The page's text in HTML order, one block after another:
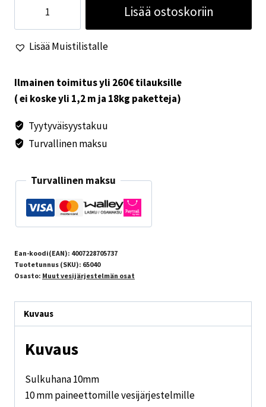
määrä
Lisää ostoskoriin
Lisää Muistilistalle
Ilmainen toimitus yli 260€ tilauksille
( ei koske yli 1,2 m ja 18kg paketteja)
Tyytyväisyystakuu
Turvallinen maksu
Turvallinen maksu
Ean-koodi(EAN): 4007228705737
Tuotetunnus (SKU): 65040
Osasto: Muut vesijärjestelmän osat
Kuvaus
Kuvaus
Sulkuhana 10mm
10 mm paineettomille vesijärjestelmille